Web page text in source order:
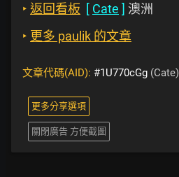
‣ 返回看板 [ Cate ] 澳洲
‣ 更多 paulik 的文章
文章代碼(AID): #1U770cGg (Cate)
更多分享選項
關閉廣告 方便截圖